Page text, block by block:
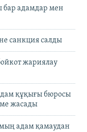
бар адамдар мен
санкция салды
жариялау
құқығы бюросы
жасады
адам қамаудан